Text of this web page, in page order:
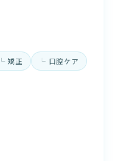
矯正 口腔ケア